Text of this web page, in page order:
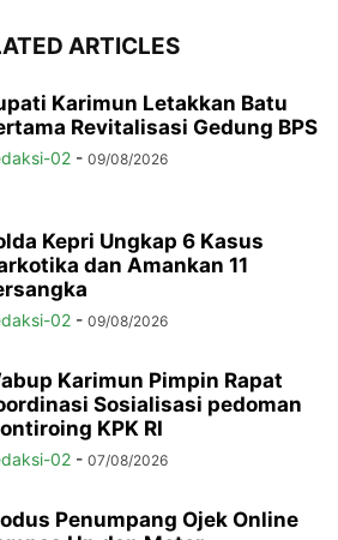
ARTICLES
Karimun Letakkan Batu
Revitalisasi Gedung BPS
02 - 09/08/2026
Kepri Ungkap 6 Kasus
dan Amankan 11
02 - 09/08/2026
Karimun Pimpin Rapat
Sosialisasi pedoman
KPK RI
02 - 07/08/2026
Penumpang Ojek Online